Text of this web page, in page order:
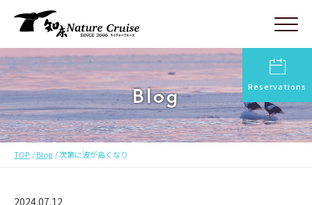
Reservations
Blog
TOP Blog 次第に波が高くなり
2024.07.12